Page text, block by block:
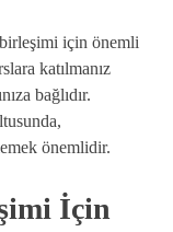
birleşimi için önemli
katılmanız
bağlıdır.
önemlidir.
İçin